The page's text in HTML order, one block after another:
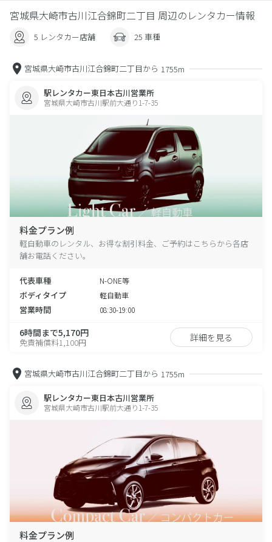
宮城県大崎市古川江合錦町二丁目 周辺のレンタカー情報
5 レンタカー店舗 25 車種
宮城県大崎市古川江合錦町二丁目から 1755m
駅レンタカー東日本古川営業所
宮城県大崎市古川駅前大通り1-7-35
料金プラン例
軽自動車のレンタル、お得な割引料金、ご予約はこちらから各店
舗お電話ください。
代表車種 N-ONE等
ボディタイプ 軽自動車
営業時間 08:30-19:00
6時間まで5,170円
免責補償料1,100円 詳細を見る
宮城県大崎市古川江合錦町二丁目から 1755m
駅レンタカー東日本古川営業所
宮城県大崎市古川駅前大通り1-7-35
料金プラン例